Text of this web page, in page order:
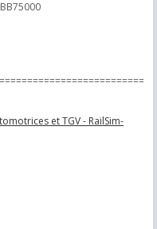
et TGV - RailSim-